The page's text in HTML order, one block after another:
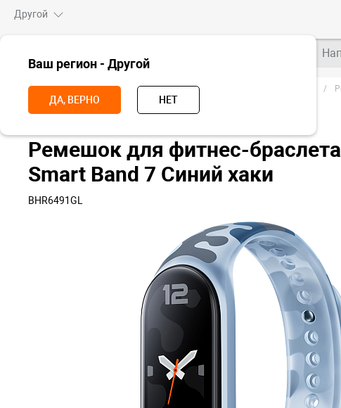
Другой
Ваш регион - Другой
ДА, ВЕРНО НЕТ
Главная Аксессуары Ремешки Ремешки для Xiaomi Smart Band
Ремешок для фитнес-
Smart Band 7 Синий хаки
BHR6491GL